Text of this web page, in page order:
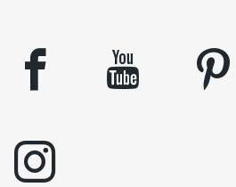
facebook youtube pinterest
instagram